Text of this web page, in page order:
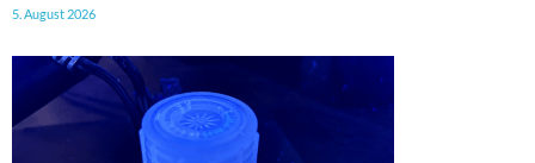
5. August 2026